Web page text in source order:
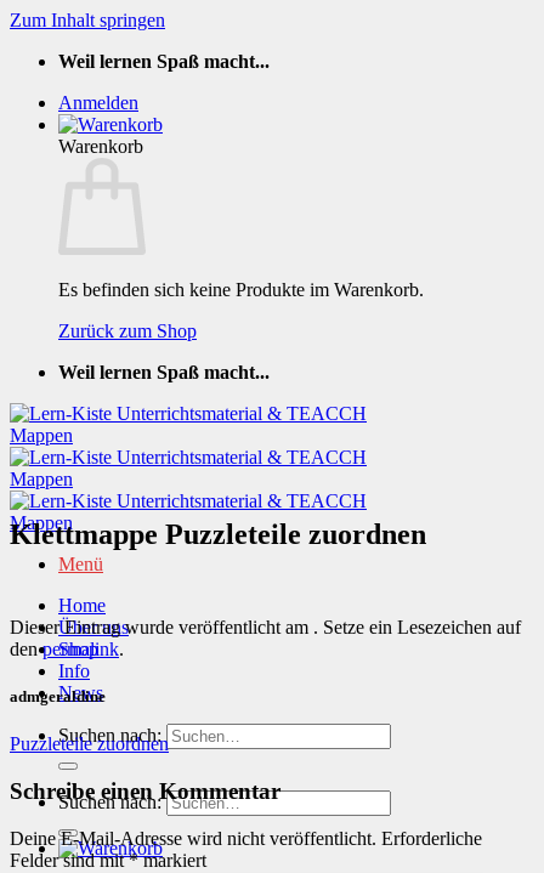
Zum Inhalt springen
Weil lernen Spaß macht...
Anmelden
Warenkorb
Es befinden sich keine Produkte im Warenkorb.
Zurück zum Shop
Weil lernen Spaß macht...
Menü
Home
Über uns
Shop
Info
News
Suchen nach:
Suchen nach:
Klettmappe Puzzleteile zuordnen
Dieser Eintrag wurde veröffentlicht am . Setze ein Lesezeichen auf
denpermalink.
admgeraldine
Puzzleteile zuordnen
Schreibe einen Kommentar
Deine E-Mail-Adresse wird nicht veröffentlicht. Erforderliche
Felder sind mit*markiert